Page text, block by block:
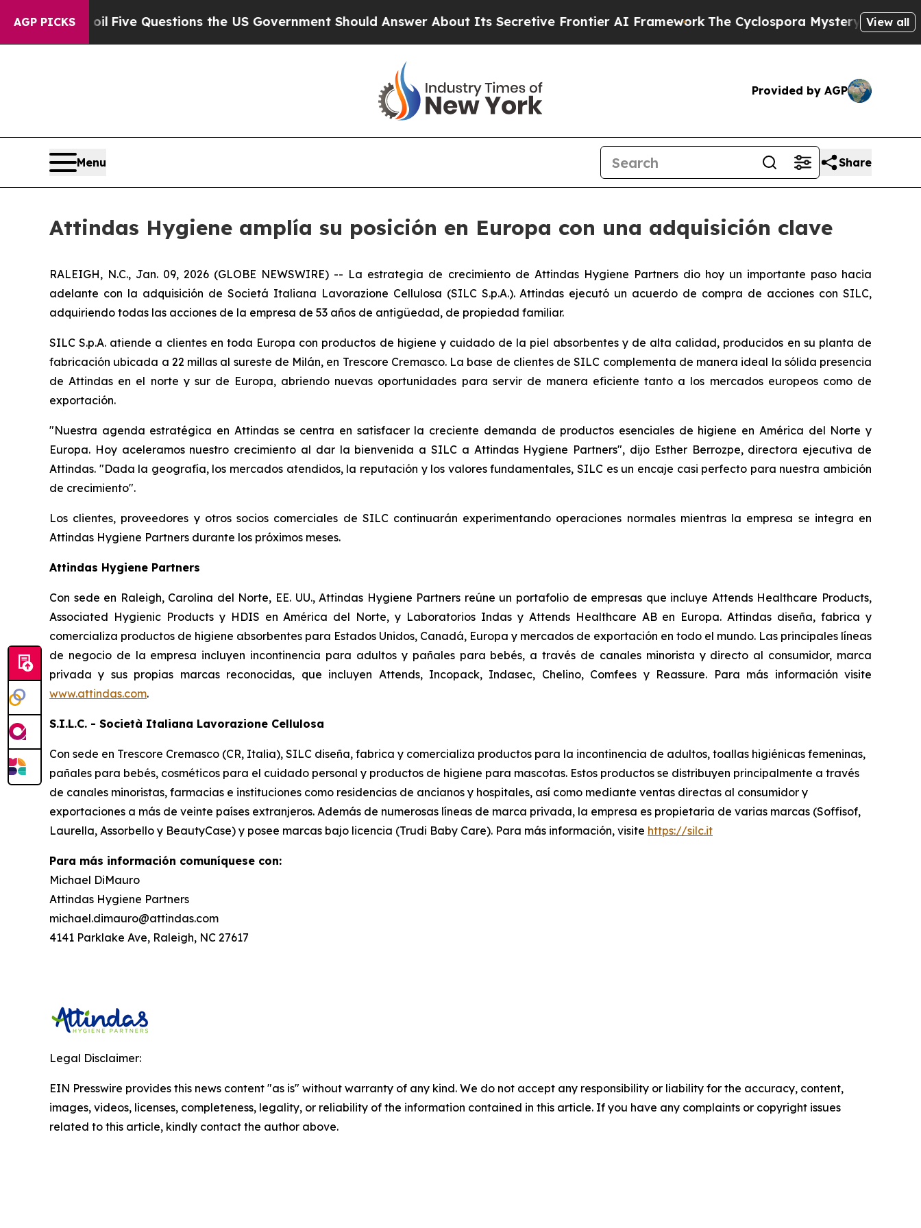
AGP PICKS
Owned oil Five Questions the US Government Should Answer About Its Secretive Frontier AI FrameworkThe Cyclospora Mystery: How Human
View all
Provided by AGP
Menu Share
Attindas Hygiene amplía su posición en Europa con una adquisición clave
RALEIGH, N.C., Jan. 09, 2026 (GLOBE NEWSWIRE) -- La estrategia de crecimiento de Attindas Hygiene Partners dio hoy un importante paso hacia
adelante con la adquisición de Societá Italiana Lavorazione Cellulosa (SILC S.p.A.). Attindas ejecutó un acuerdo de compra de acciones con SILC,
adquiriendo todas las acciones de la empresa de 53 años de antigüedad, de propiedad familiar.
SILC S.p.A. atiende a clientes en toda Europa con productos de higiene y cuidado de la piel absorbentes y de alta calidad, producidos en su planta de
fabricación ubicada a 22 millas al sureste de Milán, en Trescore Cremasco. La base de clientes de SILC complementa de manera ideal la sólida presencia
de Attindas en el norte y sur de Europa, abriendo nuevas oportunidades para servir de manera eficiente tanto a los mercados europeos como de
exportación.
"Nuestra agenda estratégica en Attindas se centra en satisfacer la creciente demanda de productos esenciales de higiene en América del Norte y
Europa. Hoy aceleramos nuestro crecimiento al dar la bienvenida a SILC a Attindas Hygiene Partners", dijo Esther Berrozpe, directora ejecutiva de
Attindas. "Dada la geografía, los mercados atendidos, la reputación y los valores fundamentales, SILC es un encaje casi perfecto para nuestra ambición
de crecimiento".
Los clientes, proveedores y otros socios comerciales de SILC continuarán experimentando operaciones normales mientras la empresa se integra en
Attindas Hygiene Partners durante los próximos meses.
Attindas Hygiene Partners
Con sede en Raleigh, Carolina del Norte, EE. UU., Attindas Hygiene Partners reúne un portafolio de empresas que incluye Attends Healthcare Products,
Associated Hygienic Products y HDIS en América del Norte, y Laboratorios Indas y Attends Healthcare AB en Europa. Attindas diseña, fabrica y
comercializa productos de higiene absorbentes para Estados Unidos, Canadá, Europa y mercados de exportación en todo el mundo. Las principales líneas
de negocio de la empresa incluyen incontinencia para adultos y pañales para bebés, a través de canales minorista y directo al consumidor, marca
privada y sus propias marcas reconocidas, que incluyen Attends, Incopack, Indasec, Chelino, Comfees y Reassure. Para más información visite
www.attindas.com.
S.I.L.C. - Società Italiana Lavorazione Cellulosa
Con sede en Trescore Cremasco (CR, Italia), SILC diseña, fabrica y comercializa productos para la incontinencia de adultos, toallas higiénicas femeninas,
pañales para bebés, cosméticos para el cuidado personal y productos de higiene para mascotas. Estos productos se distribuyen principalmente a través
de canales minoristas, farmacias e instituciones como residencias de ancianos y hospitales, así como mediante ventas directas al consumidor y
exportaciones a más de veinte países extranjeros. Además de numerosas líneas de marca privada, la empresa es propietaria de varias marcas (Soffisof,
Laurella, Assorbello y BeautyCase) y posee marcas bajo licencia (Trudi Baby Care). Para más información, visite https://silc.it
Para más información comuníquese con:
Michael DiMauro
Attindas Hygiene Partners
michael.dimauro@attindas.com
4141 Parklake Ave, Raleigh, NC 27617
Legal Disclaimer:
EIN Presswire provides this news content "as is" without warranty of any kind. We do not accept any responsibility or liability for the accuracy, content,
images, videos, licenses, completeness, legality, or reliability of the information contained in this article. If you have any complaints or copyright issues
related to this article, kindly contact the author above.